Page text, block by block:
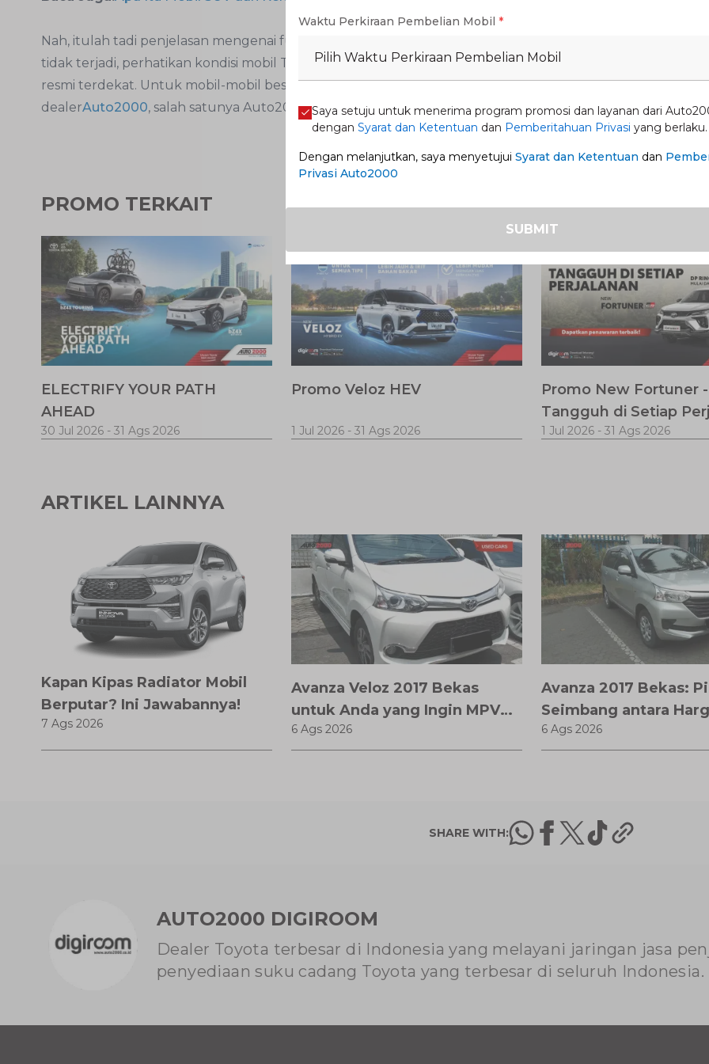
Nah, itulah tadi penjelasan mengenai fungsi tutup radiator dan cara kerjanya. Supaya hal buruk
tidak terjadi, perhatikan kondisi mobil Toyota AutoFamily dengan rutin servis berkala di bengkel
resmi terdekat. Untuk mobil-mobil besutan Toyota, seperti New Yaris, Anda bisake cabang resmi
dealerAuto2000, salah satunya Auto2000 Cilandak.
PROMO TERKAIT
ELECTRIFY YOUR PATH
AHEAD
30 Jul 2026 - 31 Ags 2026
Promo Veloz HEV
1 Jul 2026 - 31 Ags 2026
Promo New Fortuner -
Tangguh di Setiap
1 Jul 2026 - 31 Ags 2026
ARTIKEL LAINNYA
Kapan Kipas Radiator Mobil
Berputar? Ini Jawabannya!
7 Ags 2026
Avanza Veloz 2017 Bekas
untuk Anda yang Ingin MPV
Modern
6 Ags 2026
Avanza 2017 Bekas:
Seimbang antara
Fitur Modern
6 Ags 2026
SHARE WITH:
AUTO2000 DIGIROOM
Dealer Toyota terbesar di Indonesia yang melayani jaringan jasa
penyediaan suku cadang Toyota yang terbesar di seluruh Indonesia.
Waktu Perkiraan Pembelian Mobil *
Pilih Waktu Perkiraan Pembelian Mobil
Saya setuju untuk menerima program promosi dan layanan dari
dengan Syarat dan Ketentuan dan Pemberitahuan Privasi yang berlaku.
Dengan melanjutkan, saya menyetujui Syarat dan Ketentuan dan
Privasi Auto2000
SUBMIT